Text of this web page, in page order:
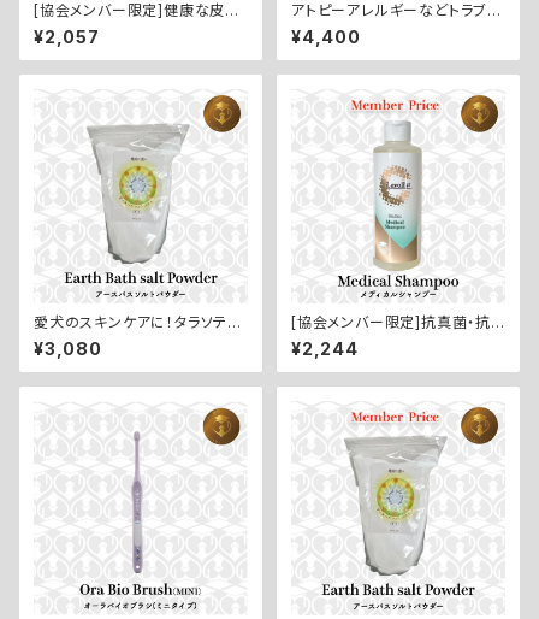
[協会メンバー限定]健康な皮膚
と被毛の維持に【Basic Shanp
oo／ベーシックシャンプー：20
0ml】
¥2,057
アトピーアレルギーなどトラブル
肌のインナーケアに【Kestose
Supplement／オリゴ糖サプリ
メント：60錠】
¥4,400
愛犬のスキンケアに！タラソテラ
ピー岩塩【Eath Bath Salt Po
wder／アースバスソルトパウダ
ー：１kg】
¥3,080
[協会メンバー限定]抗真菌・抗
細菌作用で皮膚トラブルをブロ
ック【Medical Shanpoo／メ
ディカルシャンプー：200ml】
¥2,244